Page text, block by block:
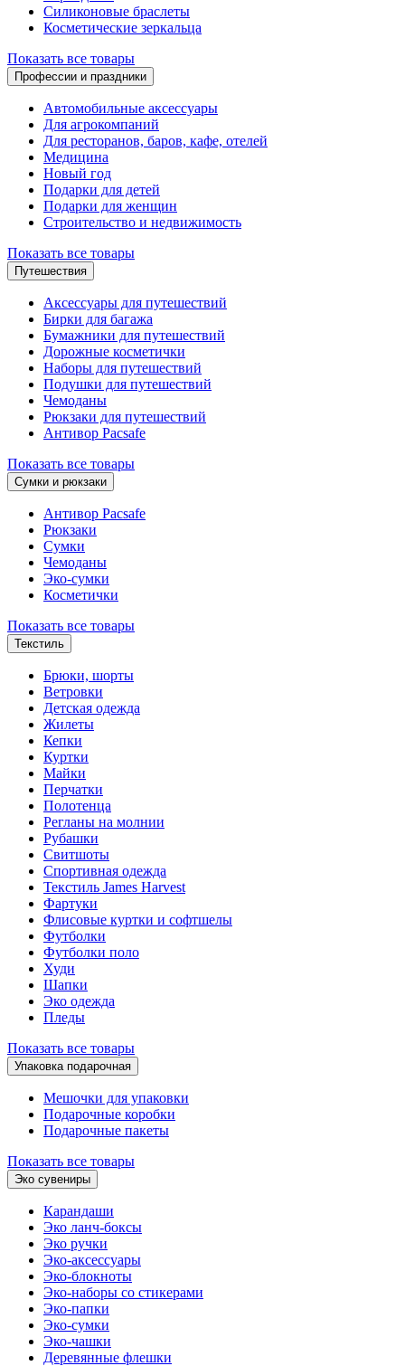
Силиконовые браслеты
Косметические зеркальца
Показать все товары
Профессии и праздники
Автомобильные аксессуары
Для агрокомпаний
Для ресторанов, баров, кафе, отелей
Медицина
Новый год
Подарки для детей
Подарки для женщин
Строительство и недвижимость
Показать все товары
Путешествия
Аксессуары для путешествий
Бирки для багажа
Бумажники для путешествий
Дорожные косметички
Наборы для путешествий
Подушки для путешествий
Чемоданы
Рюкзаки для путешествий
Антивор Pacsafe
Показать все товары
Сумки и рюкзаки
Антивор Pacsafe
Рюкзаки
Сумки
Чемоданы
Эко-сумки
Косметички
Показать все товары
Текстиль
Брюки, шорты
Ветровки
Детская одежда
Жилеты
Кепки
Куртки
Майки
Перчатки
Полотенца
Регланы на молнии
Рубашки
Свитшоты
Спортивная одежда
Текстиль James Harvest
Фартуки
Флисовые куртки и софтшелы
Футболки
Футболки поло
Худи
Шапки
Эко одежда
Пледы
Показать все товары
Упаковка подарочная
Мешочки для упаковки
Подарочные коробки
Подарочные пакеты
Показать все товары
Эко сувениры
Карандаши
Эко ланч-боксы
Эко ручки
Эко-аксессуары
Эко-блокноты
Эко-наборы со стикерами
Эко-папки
Эко-сумки
Эко-чашки
Деревянные флешки